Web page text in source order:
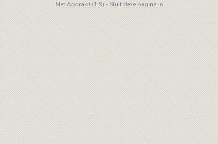
MetAgorakit (1.9) - Sluit deze pagina in